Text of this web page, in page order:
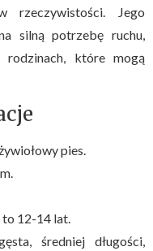
Jego
silną potrzebę ruchu,
które mogą
pies.
12-14 lat.
średniej długości,